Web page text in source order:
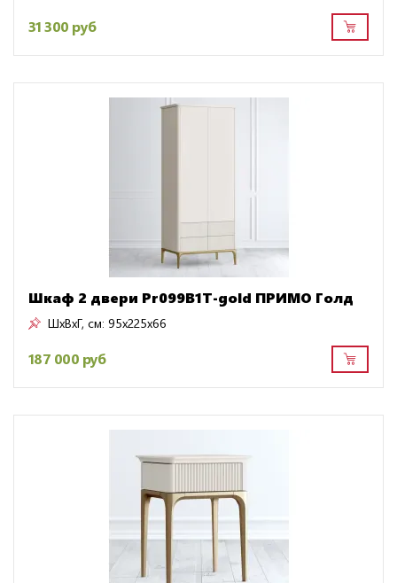
31 300 руб
Шкаф 2 двери Pr099B1T-gold ПРИМО Голд
ШxВxГ, см: 95x225x66
187 000 руб